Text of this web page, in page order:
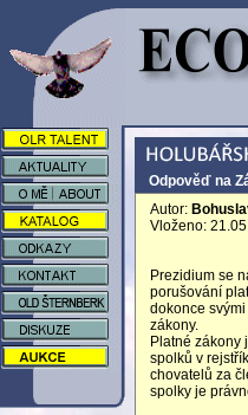
Odpověď na
Autor:
Vloženo:
Prezidium se
porušování
dokonce
zákony.
Platné zákony
spolků v
chovatelů za
spolky je